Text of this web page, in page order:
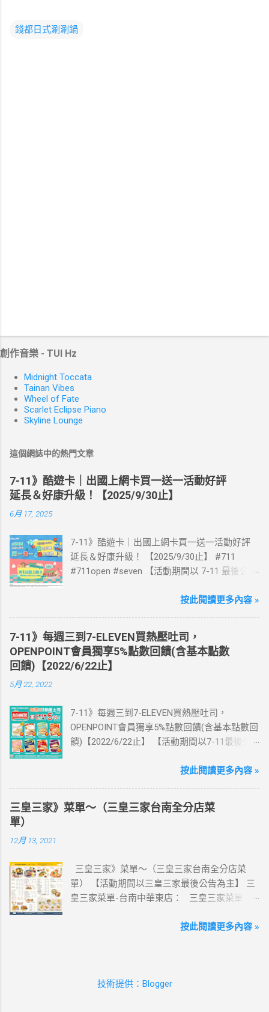
錢都日式涮涮鍋
創作音樂 - TUI Hz
Midnight Toccata
Tainan Vibes
Wheel of Fate
Scarlet Eclipse Piano
Skyline Lounge
這個網誌中的熱門文章
7-11》酷遊卡｜出國上網卡買一送一活動好評
延長＆好康升級！【2025/9/30止】
6月 17, 2025
7-11》酷遊卡｜出國上網卡買一送一活動好評
延長＆好康升級！ 【2025/9/30止】 #711
#711open #seven 【活動期間以 7-11 最後公告
國上網卡 方便、快速、享買一送一優惠！ > 實
送王品集團300元即享券。 (出國開通啟用後回
活動網站登錄 【點我登錄】 ) > eSIM出國上網
卡：好康升級！購買eSIM「吃到飽」方案；即
送同天數「吃到飽」方案。 (例：買1張日本5天
來超商買省錢又方便💰 ·活動詳情：好康優惠看
這邊 【點我看好康優惠】 ·eSIM ibon 購買教學
【點我觀看教學】 📲 全球上網首選，速度穩
澳、美國、菲律賓、歐洲、土耳其 熱門地區通
通有 📲 立即取卡免等待超便利 ✈️ 180天彈性開
通不怕過期 🧳 一人買兩人用，享受出國網路自
由~~eSIM吃到飽買一送一 eSIM適用機型： ※
字，表示您的手機支援 eSIM 功能。 ●不支援鎖
卡機、平板、電信業者客製機、網路分享器、
中國大陸銷售的 iPhone手機。 【Apple】（執
2.iPhone 15 3.iPhone 14 4.iPhone 13 5.iPhone
2.Pixel 6a、Pixel 6 Pro、Pixel 6 3.Pixel 5 4.Pixel
按此閱讀更多內容 »
7-11》每週三到7-ELEVEN買熱壓吐司，
OPENPOINT會員獨享5%點數回饋(含基本點數
回饋)【2022/6/22止】
5月 22, 2022
7-11》每週三到7-ELEVEN買熱壓吐司，
OPENPOINT會員獨享5%點數回饋(含基本點數回
饋)【2022/6/22止】 【活動期間以7-11最後公
111/5/4~6/22 每週三到7-ELEVEN買熱壓吐司
饋) 【販售門市查詢】
https://emap.pcsc.com.tw/emap.aspx# 小編推
台式傳統口味~好評回購 注意事項 1.本優惠不得
與其他優惠並行。商品數量以各門市實際可販
售數量為準。 2.活動期間OPENPOINT會員需報
icash2.0二代卡(含聯名卡)或OPEN錢包(含
動優惠。 3.本活動不適用隨取卡、咖啡卡、商
按此閱讀更多內容 »
三皇三家》菜單～（三皇三家台南全分店菜
單）
12月 13, 2021
三皇三家》菜單～（三皇三家台南全分店菜
單） 【活動期間以三皇三家最後公告為主】 三
皇三家菜單-台南中華東店： 三皇三家菜單-台
皇三家菜單-歸仁店： 三皇三家菜單-永康愛買
灣優惠券大全》省錢大作戰》首頁 3皇3家 , 台
按此閱讀更多內容 »
技術提供：Blogger